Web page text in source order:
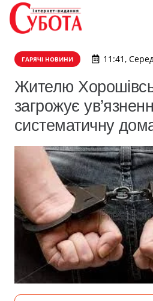
ГАРЯЧІ НОВИНИ 11:41,
Жителю
загрожує
систематичну